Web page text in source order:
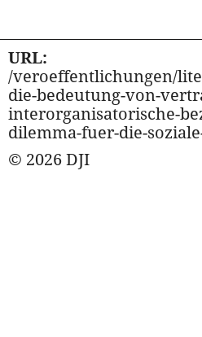
URL:
/veroeffentlichungen/
die-bedeutung-von-
interorganisatorische-
dilemma-fuer-die-
© 2026 DJI